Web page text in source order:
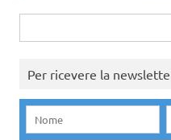
per:
Per ricevere la